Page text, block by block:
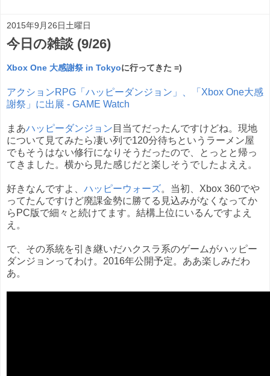
2015年9月26日土曜日
今日の雑談 (9/26)
Xbox One 大感謝祭 in Tokyoに行ってきた =)
アクションRPG「ハッピーダンジョン」、「Xbox One大感
謝祭」に出展 - GAME Watch
まあハッピーダンジョン 目当てだったんですけどね。現地
について見てみたら凄い列で120分待ちというラーメン屋
でもそうはない修行になりそうだったので、とっとと帰っ
てきました。横から見た感じだと楽しそうでしたよええ。
好きなんですよ、 ハッピーウォーズ。当初、Xbox 360でや
ってたんですけど廃課金勢に勝てる見込みがなくなってか
らPC版で細々と続けてます。結構上位にいるんですよえ
え。
で、その系統を引き継いだハクスラ系のゲームがハッピー
ダンジョンってわけ。2016年公開予定。ああ楽しみだわ
あ。